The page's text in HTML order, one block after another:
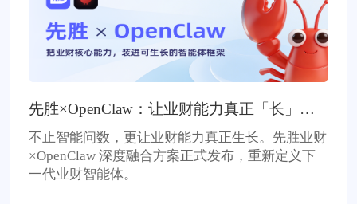
先胜×OpenClaw：让业财能力真正「长」出
来
不止智能问数，更让业财能力真正生长。先胜业财
×OpenClaw 深度融合方案正式发布，重新定义下
一代业财智能体。